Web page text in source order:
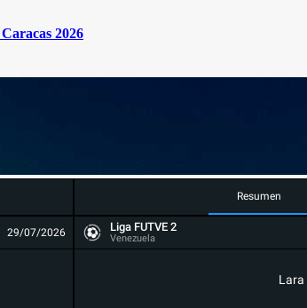
2026
29/07/2026
Resumen
Liga FUTVE 2
Venezuela
Lara